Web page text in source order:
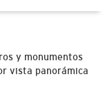
y monumentos
vista panorámica